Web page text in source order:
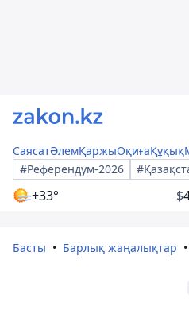
СаясатӘлемҚаржыОқиғаҚұқық
#Референдум-2026
+33° $
Басты Барлық жаңалықтар